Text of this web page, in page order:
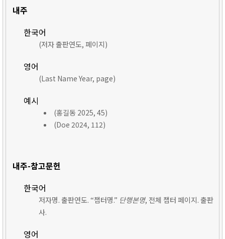
내주
한국어
(저자 출판연도, 페이지)
영어
(Last Name Year, page)
예시
(홍길동 2025, 45)
(Doe 2024, 112)
내주-참고문헌
한국어
저자명. 출판연도. “챕터명.” 단행본명, 전체 챕터 페이지. 출판
사.
영어